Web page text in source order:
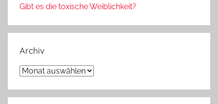
Gibt es die toxische Weiblichkeit?
Archiv
Archiv